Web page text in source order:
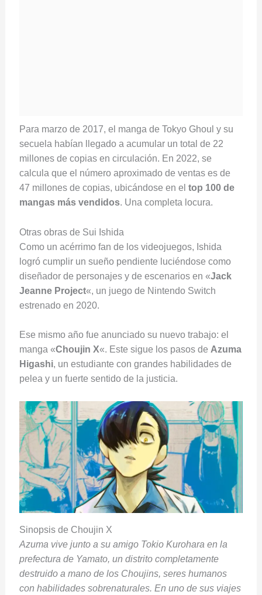
Para marzo de 2017, el manga de Tokyo Ghoul y su
secuela habían llegado a acumular un total de 22
millones de copias en circulación. En 2022, se
calcula que el número aproximado de ventas es de
47 millones de copias, ubicándose en el top 100 de
mangas más vendidos. Una completa locura.
Otras obras de Sui Ishida
Como un acérrimo fan de los videojuegos, Ishida
logró cumplir un sueño pendiente luciéndose como
diseñador de personajes y de escenarios en «Jack
Jeanne Project«, un juego de Nintendo Switch
estrenado en 2020.
Ese mismo año fue anunciado su nuevo trabajo: el
manga «Choujin X«. Este sigue los pasos de Azuma
Higashi, un estudiante con grandes habilidades de
pelea y un fuerte sentido de la justicia.
Sinopsis de Choujin X
Azuma vive junto a su amigo Tokio Kurohara en la
prefectura de Yamato, un distrito completamente
destruido a mano de los Choujins, seres humanos
con habilidades sobrenaturales. En uno de sus viajes